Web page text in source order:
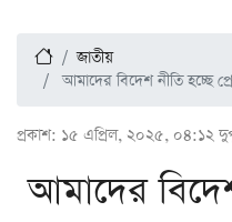
জাতীয়
আমাদের বিদেশ নীতি হচ্ছে
প্রকাশ: ১৫ এপ্রিল, ২০২৫, ০৪:১২
আমাদের